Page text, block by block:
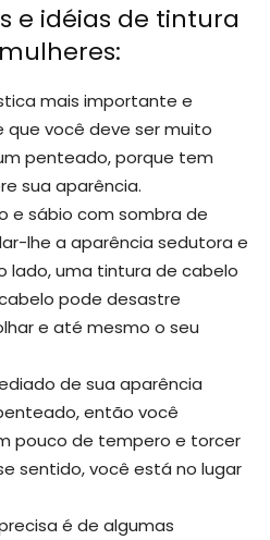
e idéias de tintura
mais importante e
que você deve ser muito
penteado, porque tem
sua aparência.
e sábio com sombra de
lhe a aparência sedutora e
lado, uma tintura de cabelo
pode desastre
e até mesmo o seu
de sua aparência
então você
pouco de tempero e torcer
sentido, você está no lugar
é de algumas